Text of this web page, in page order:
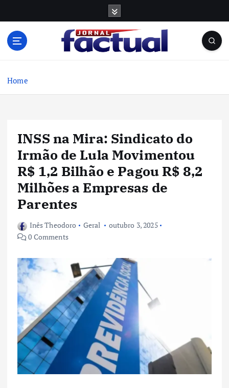
Home
INSS na Mira: Sindicato do
Irmão de Lula Movimentou
R$ 1,2 Bilhão e Pagou R$ 8,2
Milhões a Empresas de
Parentes
Inês Theodoro Geral
outubro 3, 2025
0 Comments